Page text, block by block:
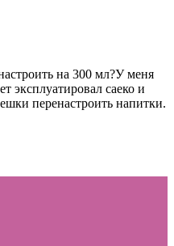
на 300 мл?У меня
эксплуатировал саеко и
перенастроить напитки.